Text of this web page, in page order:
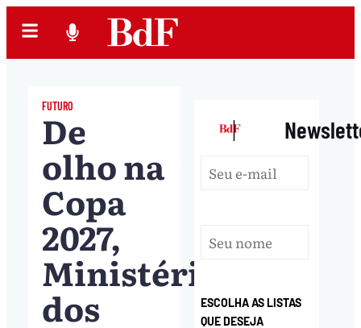
FUTURO
De
olho na
Copa
2027,
Ministério
dos
|
ESCOLHA AS LISTAS
QUE DESEJA